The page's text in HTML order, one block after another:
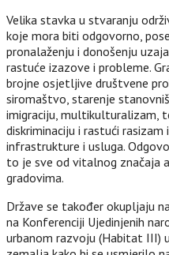
Velika stavka u stvaranju
koje mora biti odgovorno,
pronalaženju i donošenju
rastuće izazove i probleme.
brojne osjetljive društvene
siromaštvo, starenje
imigraciju, multikulturalizam,
diskriminaciju i rastući
infrastrukture i usluga.
to je sve od vitalnog značaja
gradovima.
Države se također okupljaju
na Konferenciji Ujedinjenih
urbanom razvoju (Habitat III)